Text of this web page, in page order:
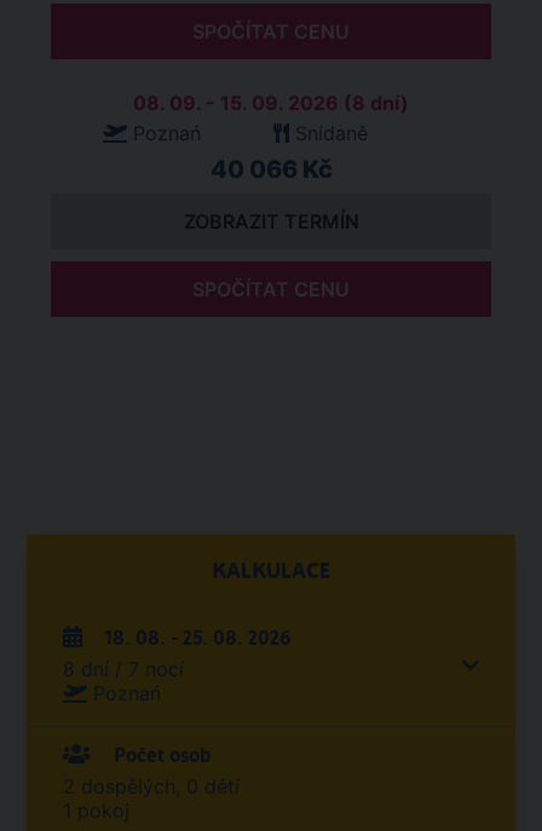
SPOČÍTAT CENU
08. 09. - 15. 09. 2026 (8 dní)
Poznań
Snídaně
40 066 Kč
ZOBRAZIT TERMÍN
SPOČÍTAT CENU
KALKULACE
18. 08. - 25. 08. 2026
8 dní / 7 nocí
Poznań
Počet osob
2 dospělých, 0 dětí
1 pokoj